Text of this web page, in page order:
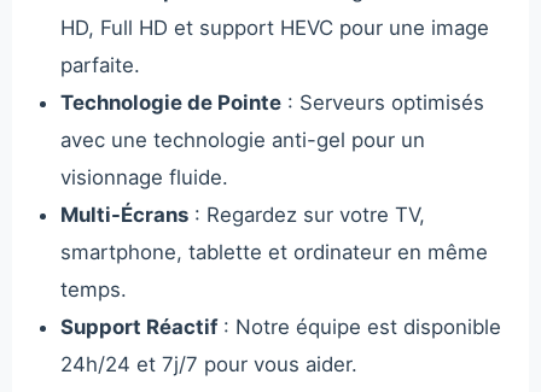
HD, Full HD et support HEVC pour une image
parfaite.
Technologie de Pointe : Serveurs optimisés
avec une technologie anti-gel pour un
visionnage fluide.
Multi-Écrans : Regardez sur votre TV,
smartphone, tablette et ordinateur en même
temps.
Support Réactif: Notre équipe est disponible
24h/24 et 7j/7 pour vous aider.